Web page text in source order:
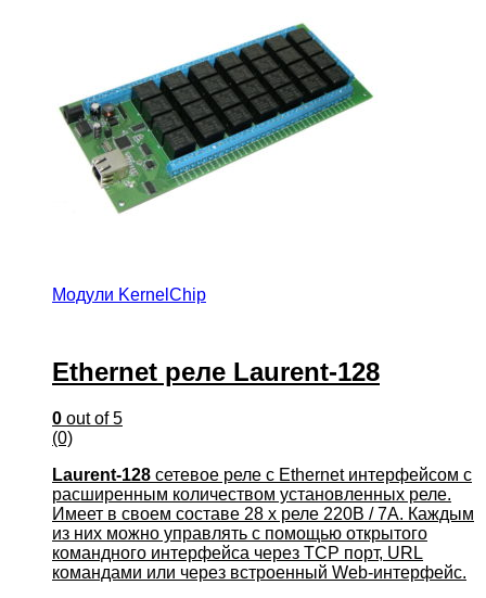
Модули KernelChip
Ethernet реле Laurent-128
0 out of 5
(0)
Laurent-128 сетевое реле с Ethernet интерфейсом с
расширенным количеством установленных реле.
Имеет в своем составе 28 x реле 220В / 7А. Каждым
из них можно управлять с помощью открытого
командного интерфейса через TCP порт, URL
командами или через встроенный Web-интерфейс.